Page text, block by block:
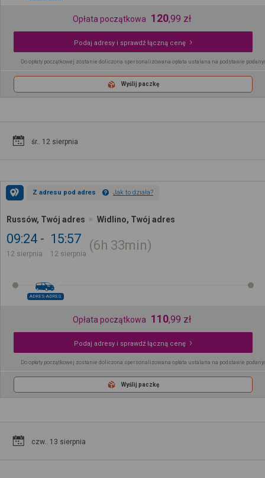
Opłata początkowa 120,99 zł
Podaj adresy i sprawdź łączną cenę
Do opłaty początkowej zostanie doliczona spersonalizowana opłata ustalana na podstawie
Wyślij paczkę
śr.. 12 sierpnia
Z adresu pod adres Jak to działa?
Russów, Twój adres Widlino, Twój adres
09:24
12 sierpnia
15:57
12 sierpnia
6h 33min
ADRES-ADRES
Opłata początkowa 110,99 zł
Podaj adresy i sprawdź łączną cenę
Do opłaty początkowej zostanie doliczona spersonalizowana opłata ustalana na podstawie
Wyślij paczkę
czw.. 13 sierpnia